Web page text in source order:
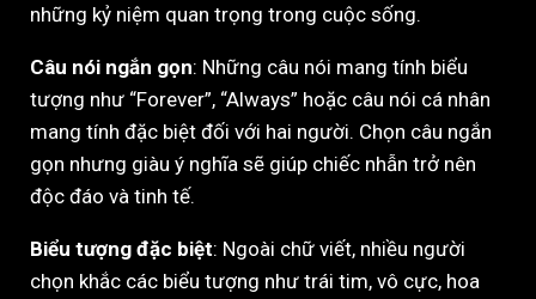
những kỷ niệm quan trọng trong cuộc sống.
Câu nói ngắn gọn: Những câu nói mang tính biểu
tượng như “Forever”, “Always” hoặc câu nói cá nhân
mang tính đặc biệt đối với hai người. Chọn câu ngắn
gọn nhưng giàu ý nghĩa sẽ giúp chiếc nhẫn trở nên
độc đáo và tinh tế.
Biểu tượng đặc biệt: Ngoài chữ viết, nhiều người
chọn khắc các biểu tượng như trái tim, vô cực, hoa